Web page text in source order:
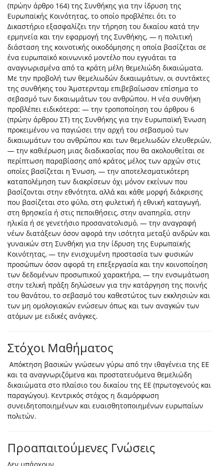
(πρώην άρθρο 164) της Συνθήκης για την ίδρυση της
Ευρωπαϊκής Κοινότητας, το οποίο προβλέπει ότι το
Δικαστήριο εξασφαλίζει την τήρηση του δικαίου κατά την
ερμηνεία και την εφαρμογή της Συνθήκης, — η πολιτική
διάσταση της κοινοτικής οικοδόμησης η οποία βασίζεται σε
ένα ευρωπαϊκό κοινωνικό μοντέλο που εγγυάται τα
αναγνωρισμένα από τα κράτη μέλη θεμελιώδη δικαιώματα.
Με την προβολή των θεμελιωδών δικαιωμάτων, οι συντάκτες
της συνθήκης του Άμστερνταμ επιβεβαίωσαν επίσημα το
σεβασμό των δικαιωμάτων του ανθρώπου. Η νέα συνθήκη
προβλέπει ειδικότερα: — την τροποποίηση του άρθρου 6
(πρώην άρθρου ΣΤ) της Συνθήκης για την Ευρωπαϊκή Ένωση
προκειμένου να παγιώσει την αρχή του σεβασμού των
δικαιωμάτων του ανθρώπου και των θεμελιωδών ελευθεριών,
— την καθιέρωση μιας διαδικασίας που θα ακολουθείται σε
περίπτωση παραβίασης από κράτος μέλος των αρχών στις
οποίες βασίζεται η Ένωση, — την αποτελεσματικότερη
καταπολέμηση των διακρίσεων όχι μόνον εκείνων που
βασίζονται στην εθνότητα, αλλά και κάθε μορφή διάκρισης
που βασίζεται στο φύλο, στη φυλετική ή εθνική καταγωγή,
στη θρησκεία ή στις πεποιθήσεις, στην αναπηρία, στην
ηλικία ή σε γενετήσιο προσανατολισμό, — την αναγραφή
νέων διατάξεων όσον αφορά την ισότητα μεταξύ ανδρών και
γυναικών στη Συνθήκη για την ίδρυση της Ευρωπαϊκής
Κοινότητας, — την ενισχυμένη προστασία των φυσικών
προσώπων όσον αφορά τη επεξεργασία και την κοινοποίηση
των δεδομένων προσωπικού χαρακτήρα, — την ενσωμάτωση
στην τελική πράξη δηλώσεων για την κατάργηση της ποινής
του θανάτου, το σεβασμό του καθεστώτος των εκκλησιών και
των μη ομολογιακών ενώσεων όπως και των αναγκών των
ατόμων με ειδικές ανάγκες.
Στόχοι Μαθήματος
Απόκτηση βασικών γνώσεων γύρω από την ιθαγένεια της ΕΕ
και τα αναγνωριζόμενα και προστατευόμενα θεμελιώδη
δικαιώματα στο πλαίσιο του δικαίου της ΕΕ (πρωτογενούς και
παραγώγου). Κεντρικός στόχος η διαμόρφωση
συνειδητοποιημένων και ευαισθητοποιημένων ευρωπαίων
πολιτών.
Προαπαιτούμενες Γνώσεις